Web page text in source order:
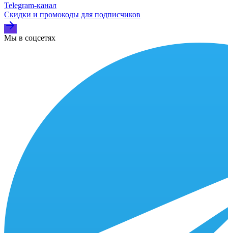
Telegram‑канал
Скидки и промокоды для подписчиков
Мы в соцсетях